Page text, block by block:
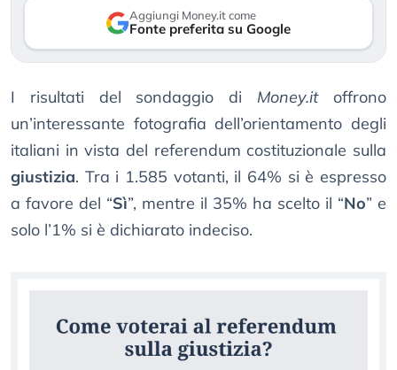
Aggiungi Money.it come
Fonte preferita su Google
I risultati del sondaggio di Money.itoffrono
un’interessante fotografia dell’orientamento degli
italiani in vista del referendum costituzionale sulla
giustizia. Tra i 1.585 votanti, il 64% si è espresso
a favore del “Sì”, mentre il 35% ha scelto il “No” e
solo l’1% si è dichiarato indeciso.